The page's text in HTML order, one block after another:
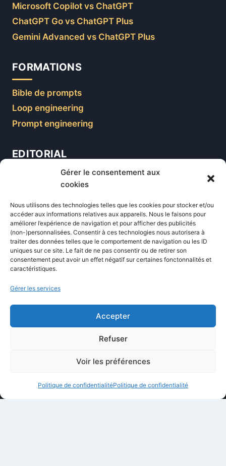
Gérer le consentement aux
cookies
Nous utilisons des technologies telles que les cookies pour stocker et/ou
accéder aux informations relatives aux appareils. Nous le faisons pour
améliorer l’expérience de navigation et pour afficher des publicités
(non-)personnalisées. Consentir à ces technologies nous autorisera à
traiter des données telles que le comportement de navigation ou les ID
uniques sur ce site. Le fait de ne pas consentir ou de retirer son
consentement peut avoir un effet négatif sur certaines fonctonnalités et
caractéristiques.
Gérer les services
Accepter
Refuser
Voir les préférences
Politique de confidentialitéPolitique de confidentialité
Microsoft Copilot vs ChatGPT
ChatGPT Go vs ChatGPT Plus
Gemini Advanced vs ChatGPT Plus
FORMATIONS
Bible de prompts
Loop engineering
Prompt engineering
EDITORIAL
Formations
Newsletter
Équipe éditoriale
Politique éditoriale
Méthodologie de test
Transparence et affiliation
CritiquePlus dans les médias
Contactez-nous
À propos de CritiquePlus